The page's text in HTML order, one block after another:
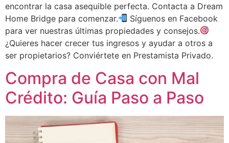
encontrar la casa asequible perfecta. Contacta a Dream
Home Bridge para comenzar.
Síguenos en Facebook
para ver nuestras últimas propiedades y consejos.
¿Quieres hacer crecer tus ingresos y ayudar a otros a
ser propietarios? Conviértete en Prestamista Privado.
Compra de Casa con Mal
Crédito: Guía Paso a Paso